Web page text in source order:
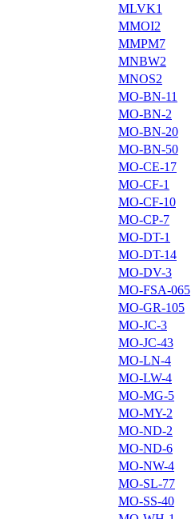
MLVK1
MMOI2
MMPM7
MNBW2
MNOS2
MO-BN-11
MO-BN-2
MO-BN-20
MO-BN-50
MO-CE-17
MO-CF-1
MO-CF-10
MO-CP-7
MO-DT-1
MO-DT-14
MO-DV-3
MO-FSA-065
MO-GR-105
MO-JC-3
MO-JC-43
MO-LN-4
MO-LW-4
MO-MG-5
MO-MY-2
MO-ND-2
MO-ND-6
MO-NW-4
MO-SL-77
MO-SS-40